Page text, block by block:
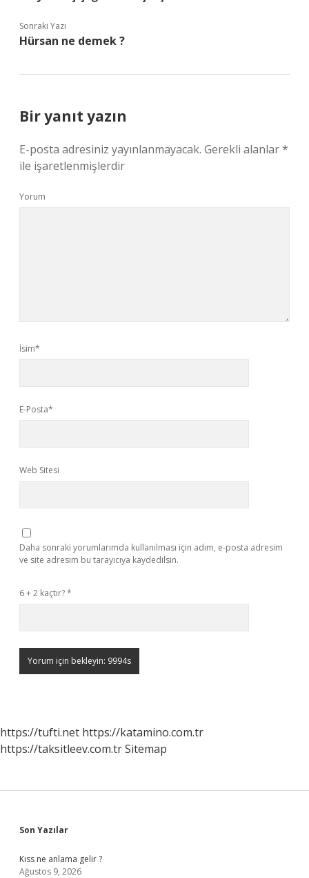
Sonraki Yazı
Hürsan ne demek ?
Bir yanıt yazın
E-posta adresiniz yayınlanmayacak. Gerekli alanlar*
ile işaretlenmişlerdir
Yorum
İsim*
E-Posta*
Web Sitesi
Daha sonraki yorumlarımda kullanılması için adım, e-posta adresim
ve site adresim bu tarayıcıya kaydedilsin.
6 + 2 kaçtır?*
https://tufti.net https://katamino.com.tr
https://taksitleev.com.trSitemap
Sidebar
Son Yazılar
Kıss ne anlama gelir ?
Ağustos 9, 2026